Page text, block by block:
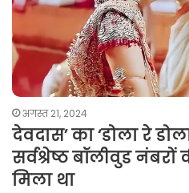
अगस्त 21, 2024
देवदास’ का ‘डोला रे
सर्वश्रेष्ठ बॉलीवुड
मिला था